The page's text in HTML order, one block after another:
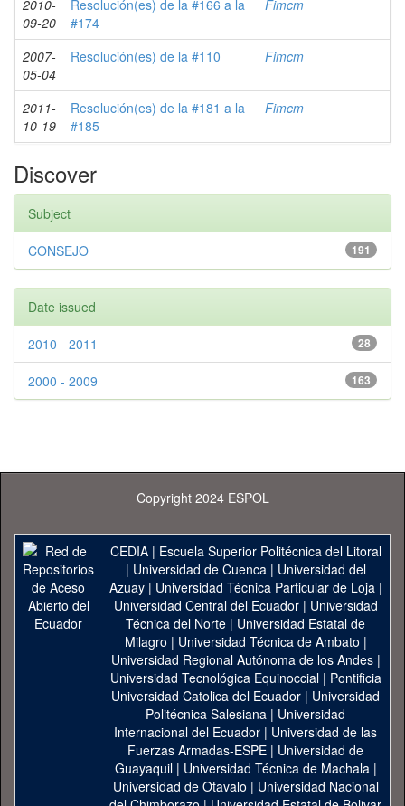
2010-
09-20
Resolución(es) de la #166 a la
#174
Fimcm
2007-
05-04
Resolución(es) de la #110 Fimcm
2011-
10-19
Resolución(es) de la #181 a la
#185
Fimcm
Discover
Subject
191
CONSEJO
Date issued
28
2010 - 2011
163
2000 - 2009
Copyright 2024 ESPOL
CEDIA| Escuela Superior Politécnica del Litoral
| Universidad de Cuenca| Universidad del
Azuay| Universidad Técnica Particular de Loja|
Universidad Central del Ecuador| Universidad
Técnica del Norte | Universidad Estatal de
Milagro | Universidad Técnica de Ambato |
Universidad Regional Autónoma de los Andes|
Universidad Tecnológica Equinoccial| Pontificia
Universidad Catolica del Ecuador | Universidad
Politécnica Salesiana | Universidad
Internacional del Ecuador | Universidad de las
Fuerzas Armadas-ESPE | Universidad de
Guayaquil| Universidad Técnica de Machala|
Universidad de Otavalo | Universidad Nacional